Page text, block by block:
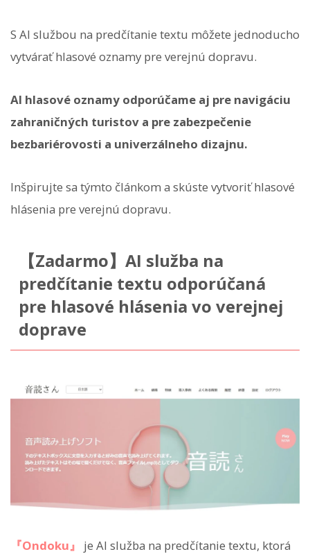
S AI službou na predčítanie textu môžete jednoducho
vytvárať hlasové oznamy pre verejnú dopravu.
AI hlasové oznamy odporúčame aj pre navigáciu
zahraničných turistov a pre zabezpečenie
bezbariérovosti a univerzálneho dizajnu.
Inšpirujte sa týmto článkom a skúste vytvoriť hlasové
hlásenia pre verejnú dopravu.
【Zadarmo】AI služba na
predčítanie textu odporúčaná
pre hlasové hlásenia vo verejnej
doprave
『Ondoku』
je AI služba na predčítanie textu, ktorá